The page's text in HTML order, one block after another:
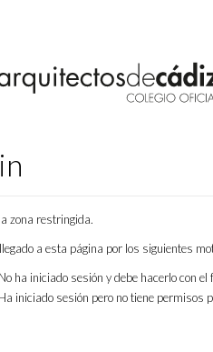
zona restringida.
a esta página por los siguientes
No ha iniciado sesión y debe hacerlo con
Ha iniciado sesión pero no tiene permisos